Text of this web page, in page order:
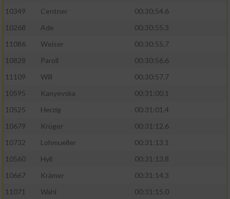
10349
Centner
00:30:54.6
10268
Ade
00:30:55.3
11086
Weiser
00:30:55.7
10828
Paroll
00:30:56.6
11109
Will
00:30:57.7
10595
Kanyevska
00:31:00.1
10525
Herzig
00:31:01.4
10679
Krüger
00:31:12.6
10732
Lohmueller
00:31:13.1
10560
Hyll
00:31:13.8
10667
Krämer
00:31:14.3
11071
Wahl
00:31:15.0